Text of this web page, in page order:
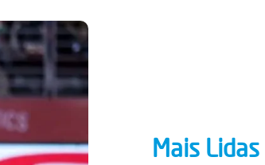
Mais Lidas